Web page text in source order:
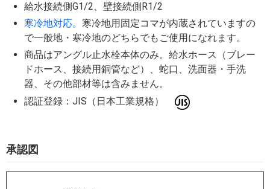
給水接続側G1/2、壁接続側R1/2
寒冷地対応。 寒冷地用固定コマが内蔵されていますの
で一般地・寒冷地のどちらでもご使用になれます。
商品はアングル止水栓本体のみ。給水ホース（ブレー
ドホース、接続用銅管など）、蛇口、洗面器・手洗
器、その他部材等は含みません。
認証登録：JIS（日本工業規格）
承認図